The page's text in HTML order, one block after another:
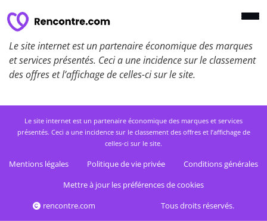
Le site internet est un partenaire économique des marques
et services présentés. Ceci a une incidence sur le classement
des offres et l’affichage de celles-ci sur le site.
Le site internet est un partenaire économique des marques et services
présentés. Ceci a une incidence sur le classement des offres et l’affichage de
celles-ci sur le site.
Mentions légales Politique de vie privée
Conditions générales
Mettre à jour les préférences de cookies
rencontre.com
Tous droits réservés.